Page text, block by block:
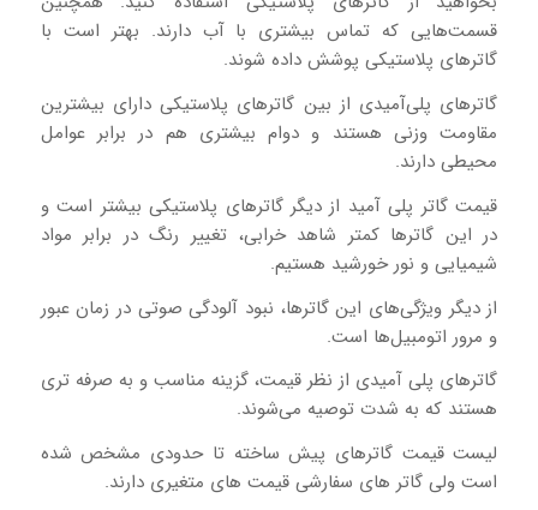
قسمت‌هایی که تماس بیشتری با آب دارند. بهتر است با
گاترهای پلاستیکی پوشش داده شوند.
گاترهای پلی‌آمیدی از بین گاترهای پلاستیکی دارای بیشترین
مقاومت وزنی هستند و دوام بیشتری هم در برابر عوامل
محیطی دارند.
قیمت گاتر پلی‌ آمید از دیگر گاترهای پلاستیکی بیشتر است و
در این گاترها کمتر شاهد خرابی، تغییر رنگ در برابر مواد
شیمیایی و نور خورشید هستیم.
از دیگر ویژگی‌های این گاترها، نبود آلودگی صوتی در زمان عبور
و مرور اتومبیل‌ها است.
گاترهای پلی‌ آمیدی از نظر قیمت، گزینه مناسب و به‌ صرفه‌ تری
هستند که به شدت توصیه می‌شوند.
لیست قیمت گاترهای پیش ساخته تا حدودی مشخص شده
است ولی گاتر های سفارشی قیمت های متغیری دارند.